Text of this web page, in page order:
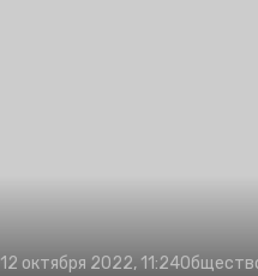
12 октября 2022, 11:24